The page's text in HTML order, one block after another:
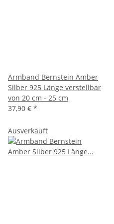
Armband Bernstein Amber
Silber 925 Länge verstellbar
von 20 cm - 25 cm
37,90 € *
Ausverkauft